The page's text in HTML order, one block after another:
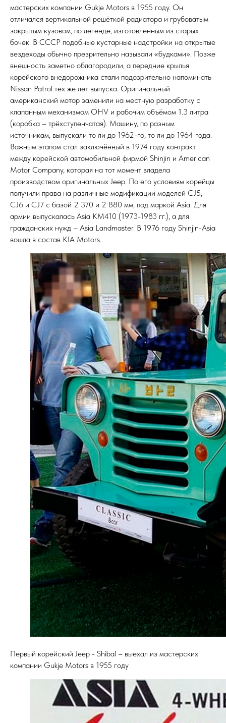
мастерских компании Gukje Motors в 1955 году. Он
отличался вертикальной решёткой радиатора и грубоватым
закрытым кузовом, по легенде, изготовленным из старых
бочек. В СССР подобные кустарные надстройки на открытые
вездеходы обычно презрительно называли «будками». Позже
внешность заметно облагородили, а передние крылья
корейского внедорожника стали подозрительно напоминать
Nissan Patrol тех же лет выпуска. Оригинальный
американский мотор заменили на местную разработку с
клапанным механизмом OHV и рабочим объёмом 1.3 литра
(коробка – трёхступенчатая). Машину, по разным
источникам, выпускали то ли до 1962-го, то ли до 1964 года.
Важным этапом стал заключённый в 1974 году контракт
между корейской автомобильной фирмой Shinjin и American
Motor Company, которая на тот момент владела
производством оригинальных Jeep. По его условиям корейцы
получили права на различные модификации моделей CJ5,
CJ6 и CJ7 с базой 2 370 и 2 880 мм, под маркой Asia. Для
армии выпускалась Asia KM410 (1973-1983 гг.), а для
гражданских нужд – Asia Landmaster. В 1976 году Shinjin-Asia
вошла в состав KIA Motors.
Первый корейский Jeep - Shibal – выехал из мастерских
компании Gukje Motors в 1955 году